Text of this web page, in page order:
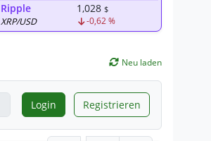
Ripple
XRP/USD
1,028 $
-0,62 %
Neu laden
Login Registrieren